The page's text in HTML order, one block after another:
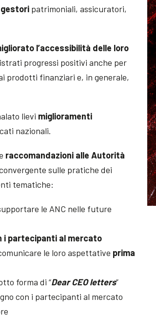
gestori patrimoniali, assicuratori,
l’accessibilità delle loro
progressi positivi anche per
prodotti finanziari e, in generale,
lievi miglioramenti
nazionali.
raccomandazioni alle Autorità
sulle pratiche dei
tematiche:
le ANC nelle future
i partecipanti al mercato
le loro aspettative prima
forma di “Dear CEO letters”
con i partecipanti al mercato